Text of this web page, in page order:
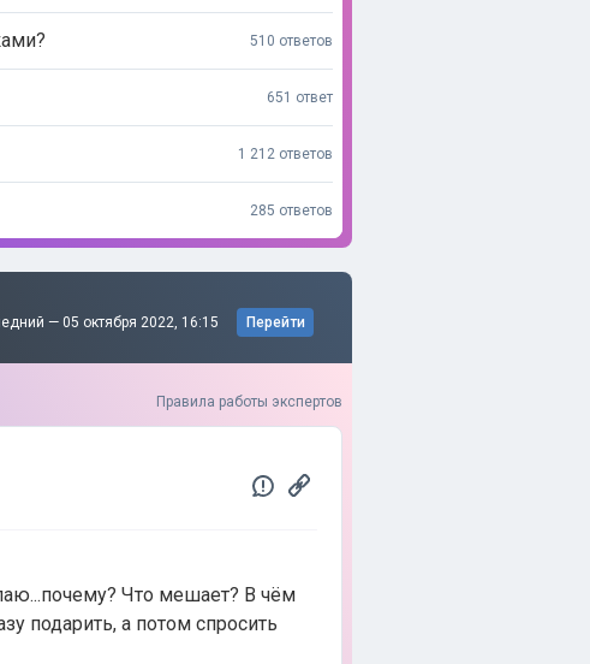
510 ответов
651 ответ
1 212 ответов
285 ответов
— 05 октября 2022, 16:15 Перейти
Правила работы экспертов
Что мешает? В чём
подарить, а потом спросить